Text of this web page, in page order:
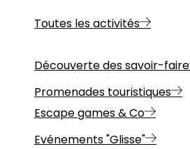
Toutes les activités
Découverte des savoir-faire
Promenades touristiques
Escape games & Co
Evénements "Glisse"